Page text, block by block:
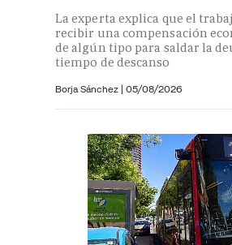
La experta explica que el
recibir una compensación
de algún tipo para saldar la
tiempo de descanso
Borja Sánchez | 05/08/2026